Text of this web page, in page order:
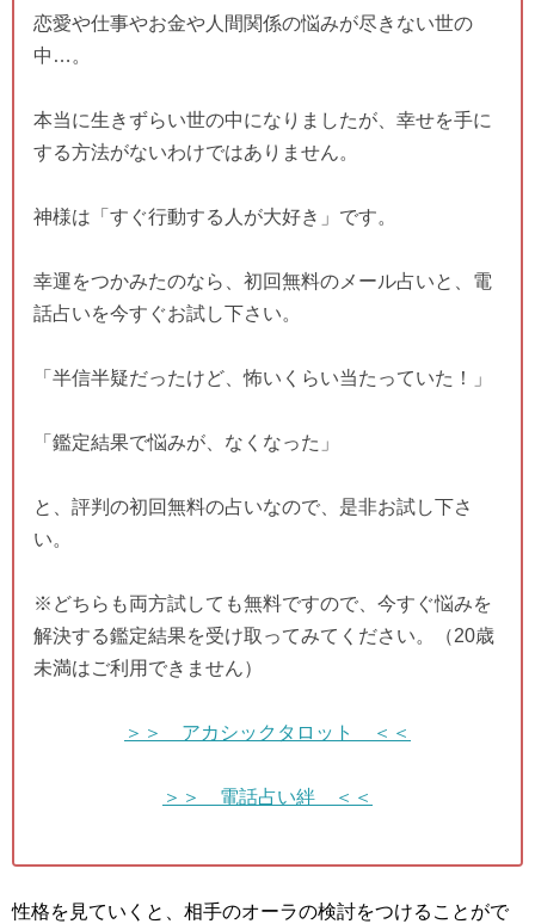
恋愛や仕事やお金や人間関係の悩みが尽きない世の
中…。
本当に生きずらい世の中になりましたが、幸せを手に
する方法がないわけではありません。
神様は「すぐ行動する人が大好き」です。
幸運をつかみたのなら、初回無料のメール占いと、電
話占いを今すぐお試し下さい。
「半信半疑だったけど、怖いくらい当たっていた！」
「鑑定結果で悩みが、なくなった」
と、評判の初回無料の占いなので、是非お試し下さ
い。
※どちらも両方試しても無料ですので、今すぐ悩みを
解決する鑑定結果を受け取ってみてください。（20歳
未満はご利用できません）
＞＞ アカシックタロット ＜＜
＞＞ 電話占い絆 ＜＜
性格を見ていくと、相手のオーラの検討をつけることがで